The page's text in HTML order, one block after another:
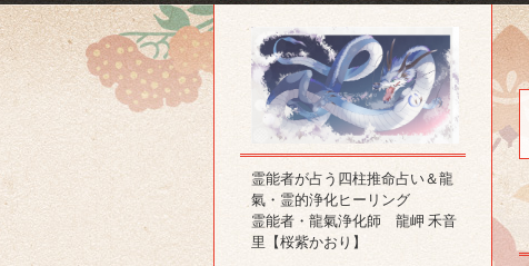
霊能者が占う四柱推命占い＆龍
氣・霊的浄化ヒーリング
霊能者・龍氣浄化師 龍岬 禾音
里【桜紫かおり】